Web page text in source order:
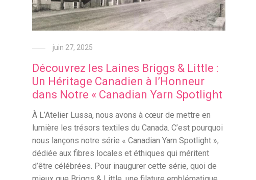
juin 27, 2025
Découvrez les Laines Briggs & Little :
Un Héritage Canadien à l’Honneur
dans Notre « Canadian Yarn Spotlight
À L’Atelier Lussa, nous avons à cœur de mettre en
lumière les trésors textiles du Canada. C’est pourquoi
nous lançons notre série « Canadian Yarn Spotlight »,
dédiée aux fibres locales et éthiques qui méritent
d’être célébrées. Pour inaugurer cette série, quoi de